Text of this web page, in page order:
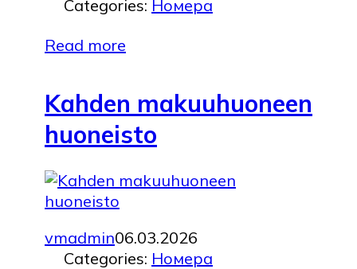
Categories: Номера
Read more
Kahden makuuhuoneen
huoneisto
vmadmin06.03.2026
Categories: Номера